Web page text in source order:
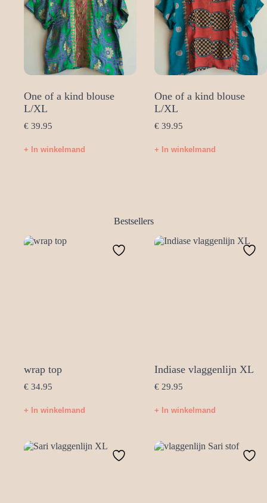
One of a kind blouse
L/XL
€ 39.95
+ In winkelmand
One of a kind blouse
L/XL
€ 39.95
+ In winkelmand
Bestsellers
wrap top
€ 34.95
+ In winkelmand
Indiase vlaggenlijn XL
€ 29.95
+ In winkelmand